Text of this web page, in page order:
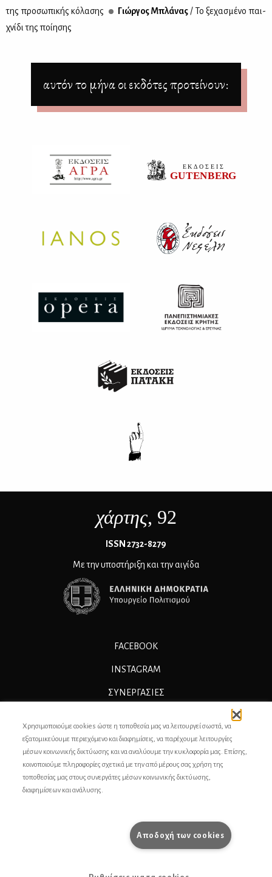
της προ­σω­πι­κής κό­λα­σης
Γιώρ­γος Μπλά­νας / Το ξε­χα­σμέ­νο παι­
χνί­δι της ποί­η­σης
αυτόν το μήνα οι εκδότες προτείνουν:
χάρτης, 92
ΙSSN 2732-8279
Με την υποστήριξη και την αιγίδα
FACEBOOK
INSTAGRAM
ΣΥΝΕΡΓΑΣΊΕΣ
ΕΠΙΚΟΙΝΩΝΙΑ
ΣΥΝΤΕΛΕΣΤΕΣ
ΟΡΟΙ ΧΡΗΣΗΣ
Χρησιμοποιούμε cookies ώστε η τοποθεσία μας να λειτουργεί σωστά, να
εξατομικεύουμε περιεχόμενο και διαφημίσεις, να παρέχουμε λειτουργίες
μέσων κοινωνικής δικτύωσης και να αναλύουμε την κυκλοφορία μας. Επίσης,
κοινοποιούμε πληροφορίες σχετικά με την από μέρους σας χρήση της
τοποθεσίας μας στους συνεργάτες μέσων κοινωνικής δικτύωσης,
διαφημίσεων και ανάλυσης.
Αποδοχή των cookies